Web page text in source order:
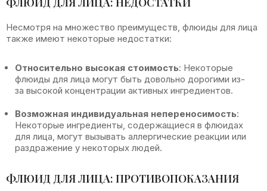
Несмотря на множество преимуществ, флюиды для лица
также имеют некоторые недостатки:
Относительно высокая стоимость: Некоторые
флюиды для лица могут быть довольно дорогими из-
за высокой концентрации активных ингредиентов.
Возможная индивидуальная непереносимость:
Некоторые ингредиенты, содержащиеся в флюидах
для лица, могут вызывать аллергические реакции или
раздражение у некоторых людей.
ФЛЮИД ДЛЯ ЛИЦА: ПРОТИВОПОКАЗАНИЯ